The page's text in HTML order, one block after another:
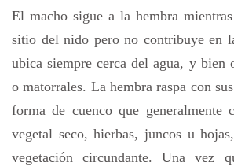
El macho sigue a la hembra
sitio del nido pero no contribuye en
ubica siempre cerca del agua, y bien
o matorrales. La hembra raspa con
forma de cuenco que generalmente
vegetal seco, hierbas, juncos u
vegetación circundante. Una vez